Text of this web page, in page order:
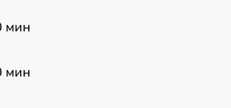
мин
мин